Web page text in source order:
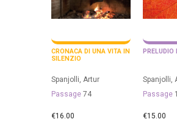
CRONACA DI UNA VITA IN
SILENZIO
Spanjolli, Artur
Passage 74
€16.00
PRELUDIO
Spanjolli,
Passage
€15.00